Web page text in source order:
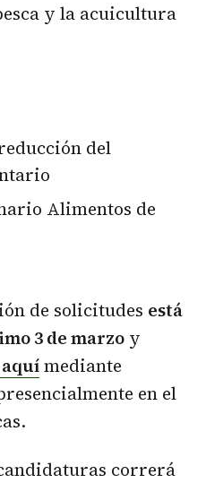
y la acuicultura
del
Alimentos de
de solicitudes está
3 de marzo y
mediante
en el
correrá